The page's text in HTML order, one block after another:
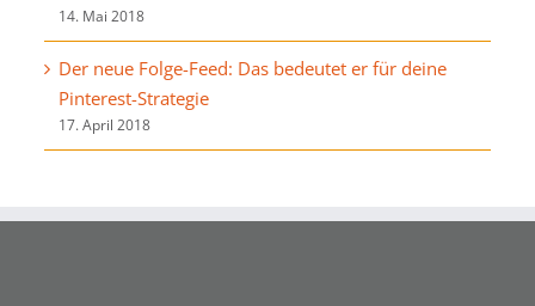
14. Mai 2018
Der neue Folge-Feed: Das bedeutet er für deine
Pinterest-Strategie
17. April 2018